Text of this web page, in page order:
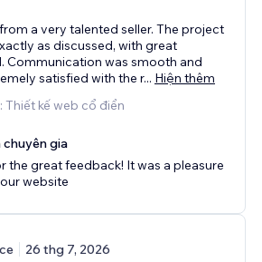
a very talented seller. The project
as discussed, with great
Communication was smooth and
satisfied with the r... Hiện thêm
Thiết kế web cổ điển
chuyên gia
the great feedback! It was a pleasure
website
26 thg 7, 2026